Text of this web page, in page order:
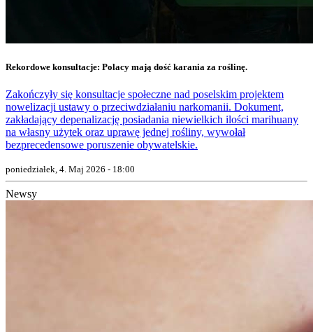
Rekordowe konsultacje: Polacy mają dość karania za roślinę.
Zakończyły się konsultacje społeczne nad poselskim projektem
nowelizacji ustawy o przeciwdziałaniu narkomanii. Dokument,
zakładający depenalizację posiadania niewielkich ilości marihuany
na własny użytek oraz uprawę jednej rośliny, wywołał
bezprecedensowe poruszenie obywatelskie.
poniedziałek, 4. Maj 2026 - 18:00
Newsy